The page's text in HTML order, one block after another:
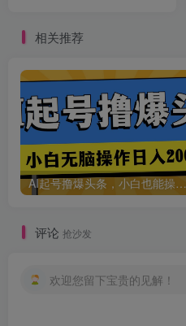
相关推荐
AI起号撸爆头条，小白也能操作，日入2000+
评论 抢沙发
欢迎您留下宝贵的见解！